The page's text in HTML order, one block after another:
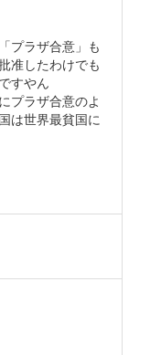
プラザ合意」も
准したわけでも
すやん
プラザ合意のよ
は世界最貧国に